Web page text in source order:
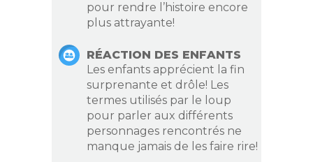
pour rendre l’histoire encore
plus attrayante!
RÉACTION DES ENFANTS
Les enfants apprécient la fin
surprenante et drôle! Les
termes utilisés par le loup
pour parler aux différents
personnages rencontrés ne
manque jamais de les faire rire!